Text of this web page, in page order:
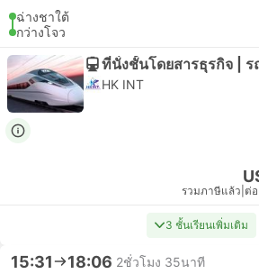
ฉ่างชาใต้
กว่างโจว
ที่นั่งชั้นโดยสารธุรกิจ | ร
HK INT
รวมภาษีแล้ว ต่
3 ชั้นเรียนเพิ่มเติม
15:31 18:06 2ชั่วโมง 35นาที